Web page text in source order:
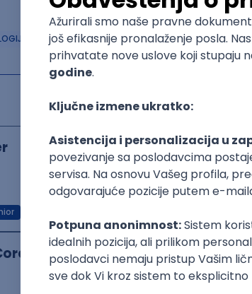
POSLODAVAC GRAD SENIORITET NAČIN RADA
Pogledaj slične oglase ili
Product & Chrome Extension